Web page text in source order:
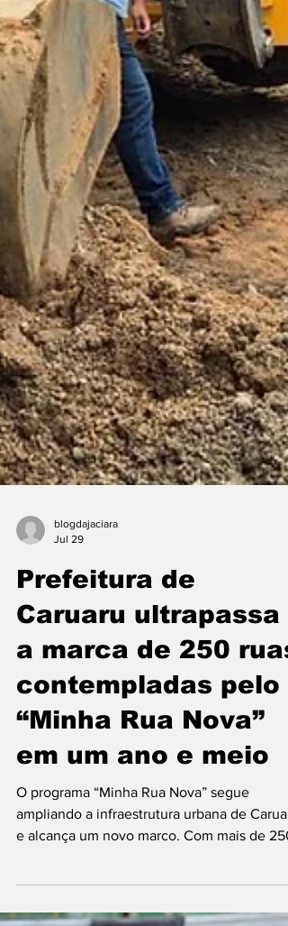
Jul 29
Prefeitura de
Caruaru ultrapassa
a marca de 250 ruas
contempladas pelo
“Minha Rua Nova”
em um ano e meio
O programa “Minha Rua Nova” segue
em um ano e meio, a iniciativa avança no